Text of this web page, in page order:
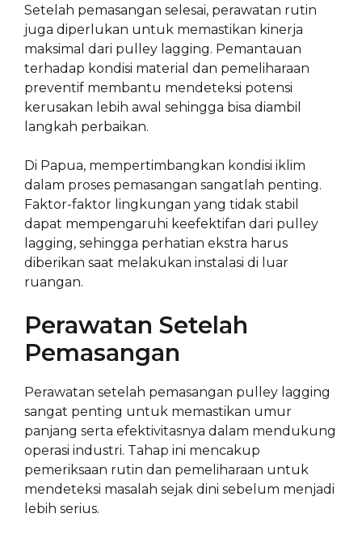
Setelah pemasangan selesai, perawatan rutin
juga diperlukan untuk memastikan kinerja
maksimal dari pulley lagging. Pemantauan
terhadap kondisi material dan pemeliharaan
preventif membantu mendeteksi potensi
kerusakan lebih awal sehingga bisa diambil
langkah perbaikan.
Di Papua, mempertimbangkan kondisi iklim
dalam proses pemasangan sangatlah penting.
Faktor-faktor lingkungan yang tidak stabil
dapat mempengaruhi keefektifan dari pulley
lagging, sehingga perhatian ekstra harus
diberikan saat melakukan instalasi di luar
ruangan.
Perawatan Setelah
Pemasangan
Perawatan setelah pemasangan pulley lagging
sangat penting untuk memastikan umur
panjang serta efektivitasnya dalam mendukung
operasi industri. Tahap ini mencakup
pemeriksaan rutin dan pemeliharaan untuk
mendeteksi masalah sejak dini sebelum menjadi
lebih serius.